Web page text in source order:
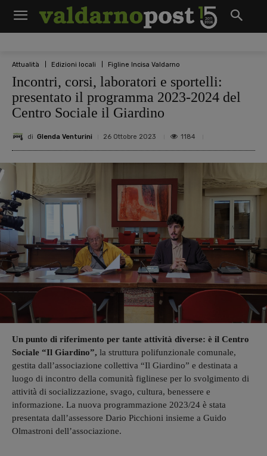
Attualità Edizioni locali Figline Incisa Valdarno
Incontri, corsi, laboratori e sportelli:
presentato il programma 2023-2024 del
Centro Sociale il Giardino
di Glenda Venturini 26 Ottobre 2023 1184
Un punto di riferimento per tante attività diverse: è il Centro
Sociale “Il Giardino”, la struttura polifunzionale comunale,
gestita dall’associazione collettiva “Il Giardino” e destinata a
luogo di incontro della comunità figlinese per lo svolgimento di
attività di socializzazione, svago, cultura, benessere e
informazione. La nuova programmazione 2023/24 è stata
presentata dall’assessore Dario Picchioni insieme a Guido
Olmastroni dell’associazione.